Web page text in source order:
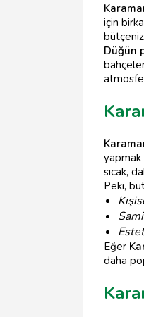
için
Düğün
sıcak,
Peki,
Eğer
daha